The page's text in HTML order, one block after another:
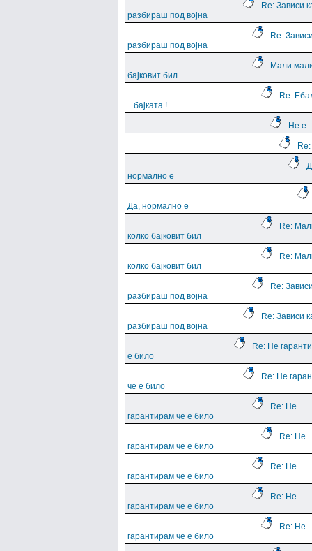
Re: Зависи
разбираш под војна
Re:
разбираш под војна
Мали
бајковит бил
Re:
...баjката ! ...
Не е
нормално е
Да, нормално е
Re:
колко бајковит бил
Re:
колко бајковит бил
Re:
разбираш под војна
Re: Зависи
разбираш под војна
Re: Не
е било
Re: Не
че е било
Re: Не
гарантирам че е било
Re: Не
гарантирам че е било
Re: Не
гарантирам че е било
Re: Не
гарантирам че е било
Re: Не
гарантирам че е било